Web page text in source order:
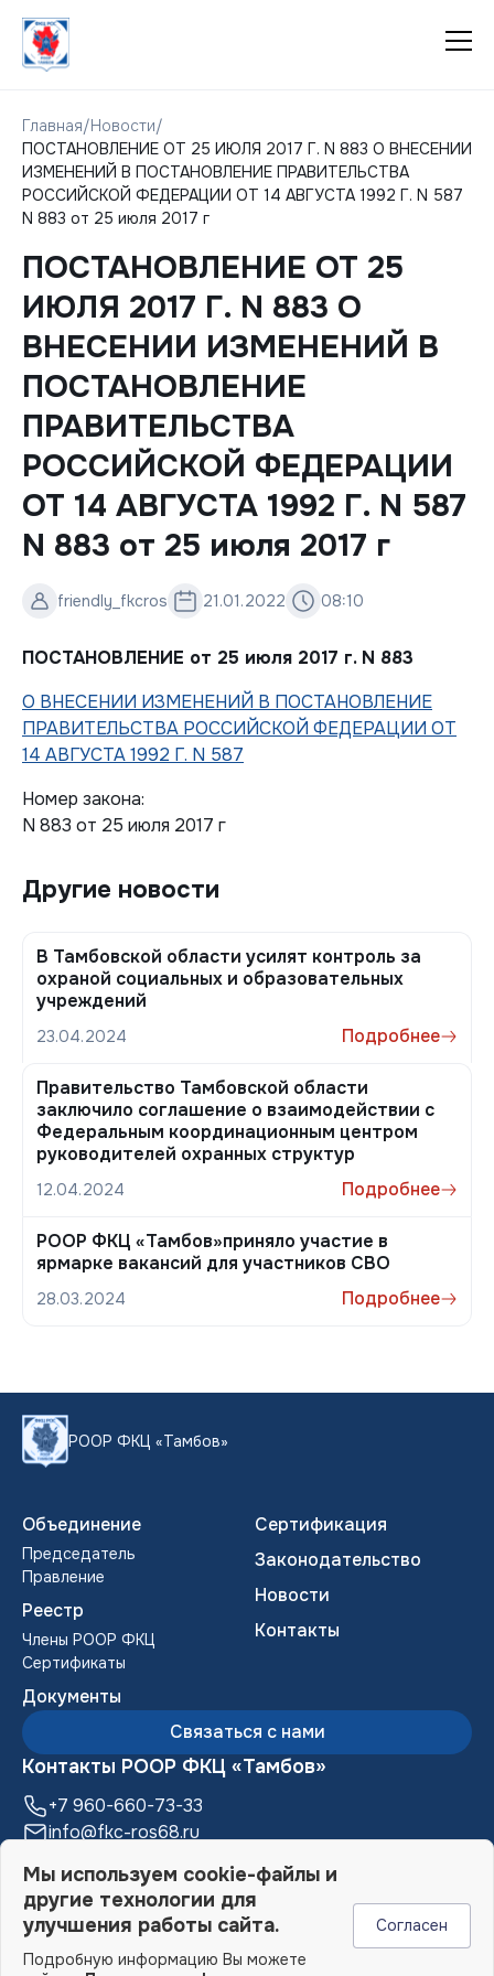
Главная/Новости/
ПОСТАНОВЛЕНИЕ ОТ 25 ИЮЛЯ 2017 Г. N 883 О ВНЕСЕНИИ
ИЗМЕНЕНИЙ В ПОСТАНОВЛЕНИЕ ПРАВИТЕЛЬСТВА
РОССИЙСКОЙ ФЕДЕРАЦИИ ОТ 14 АВГУСТА 1992 Г. N 587
N 883 от 25 июля 2017 г
ПОСТАНОВЛЕНИЕ ОТ 25
ИЮЛЯ 2017 Г. N 883 О
ВНЕСЕНИИ ИЗМЕНЕНИЙ В
ПОСТАНОВЛЕНИЕ
ПРАВИТЕЛЬСТВА
РОССИЙСКОЙ ФЕДЕРАЦИИ
ОТ 14 АВГУСТА 1992 Г. N 587
N 883 от 25 июля 2017 г
friendly_fkcros 21.01.2022 08:10
ПОСТАНОВЛЕНИЕ от 25 июля 2017 г. N 883
О ВНЕСЕНИИ ИЗМЕНЕНИЙ В ПОСТАНОВЛЕНИЕ
ПРАВИТЕЛЬСТВА РОССИЙСКОЙ ФЕДЕРАЦИИ ОТ
14 АВГУСТА 1992 Г. N 587
Номер закона:
N 883 от 25 июля 2017 г
Другие новости
В Тамбовской области усилят контроль за
охраной социальных и образовательных
учреждений
23.04.2024 Подробнее
Правительство Тамбовской области
заключило соглашение о взаимодействии с
Федеральным координационным центром
руководителей охранных структур
12.04.2024 Подробнее
РООР ФКЦ «Тамбов»приняло участие в
ярмарке вакансий для участников СВО
28.03.2024 Подробнее
РООР ФКЦ «Тамбов»
Объединение
Председатель
Правление
Реестр
Члены POOP ФКЦ
Сертификаты
Документы
Сертификация
Законодательство
Новости
Контакты
Связаться с нами
Контакты РООР ФКЦ «Тамбов»
+7 960-660-73-33
info@fkc-ros68.ru
Бизнес-центр «Галерея», 6 этаж
© 2006-2026 РООР ФКЦ «Тамбов»
Мы используем cookie-файлы и
другие технологии для
улучшения работы сайта.
Подробную информацию Вы можете
Согласен